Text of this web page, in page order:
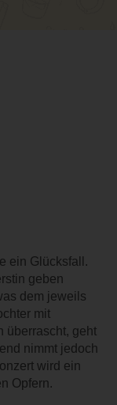
ein Glücksfall.
geben
dem jeweils
mit
überrascht, geht
nimmt jedoch
wird ein
Opfern.